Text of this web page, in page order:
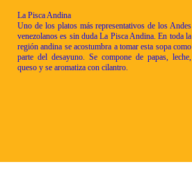
La Pisca Andina
Uno de los platos más representativos de los Andes
venezolanos es sin duda La Pisca Andina. En toda la
región andina se acostumbra a tomar esta sopa como
parte del desayuno. Se compone de papas, leche,
queso y se aromatiza con cilantro.